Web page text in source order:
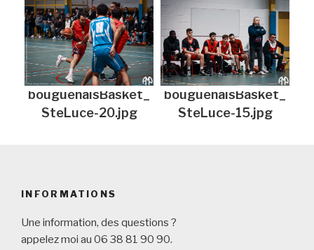
bouguenaisBasket_
SteLuce-20.jpg
bouguenaisBasket_
SteLuce-15.jpg
INFORMATIONS
Une information, des questions ?
appelez moi au 06 38 81 90 90.